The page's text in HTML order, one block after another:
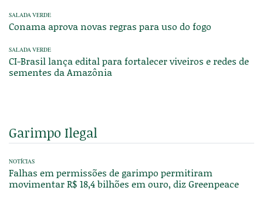
SALADA VERDE
Conama aprova novas regras para uso do fogo
SALADA VERDE
CI-Brasil lança edital para fortalecer viveiros e redes de
sementes da Amazônia
Garimpo Ilegal
NOTÍCIAS
Falhas em permissões de garimpo permitiram
movimentar R$ 18,4 bilhões em ouro, diz Greenpeace